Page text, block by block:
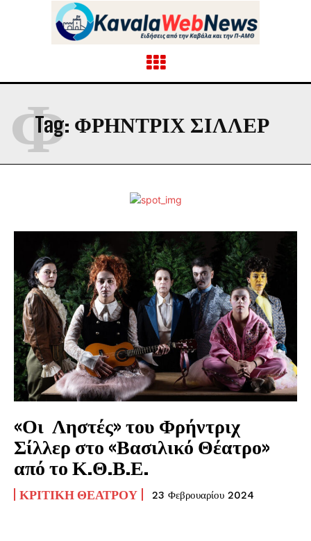
Tag: ΦΡΉΝΤΡΙΧ ΣΊΛΛΕΡ
Φ
«Οι Ληστές» του Φρήντριχ
Σίλλερ στο «Βασιλικό Θέατρο»
από το Κ.Θ.Β.Ε.
ΚΡΙΤΙΚΉ ΘΕΆΤΡΟΥ 23 Φεβρουαρίου 2024